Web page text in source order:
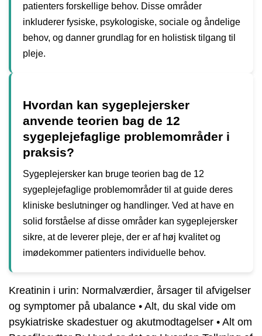
patienters forskellige behov. Disse områder
inkluderer fysiske, psykologiske, sociale og åndelige
behov, og danner grundlag for en holistisk tilgang til
pleje.
Hvordan kan sygeplejersker
anvende teorien bag de 12
sygeplejefaglige problemområder i
praksis?
Sygeplejersker kan bruge teorien bag de 12
sygeplejefaglige problemområder til at guide deres
kliniske beslutninger og handlinger. Ved at have en
solid forståelse af disse områder kan sygeplejersker
sikre, at de leverer pleje, der er af høj kvalitet og
imødekommer patienters individuelle behov.
Kreatinin i urin: Normalværdier, årsager til afvigelser
og symptomer på ubalance • Alt, du skal vide om
psykiatriske skadestuer og akutmodtagelser • Alt om